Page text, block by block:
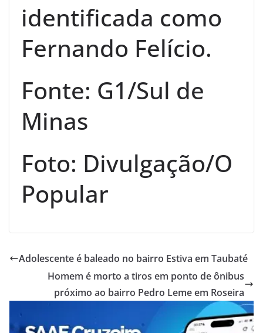
identificada como
Fernando Felício.
Fonte: G1/Sul de
Minas
Foto: Divulgação/O
Popular
Adolescente é baleado no bairro Estiva em Taubaté
Homem é morto a tiros em ponto de ônibus
próximo ao bairro Pedro Leme em Roseira